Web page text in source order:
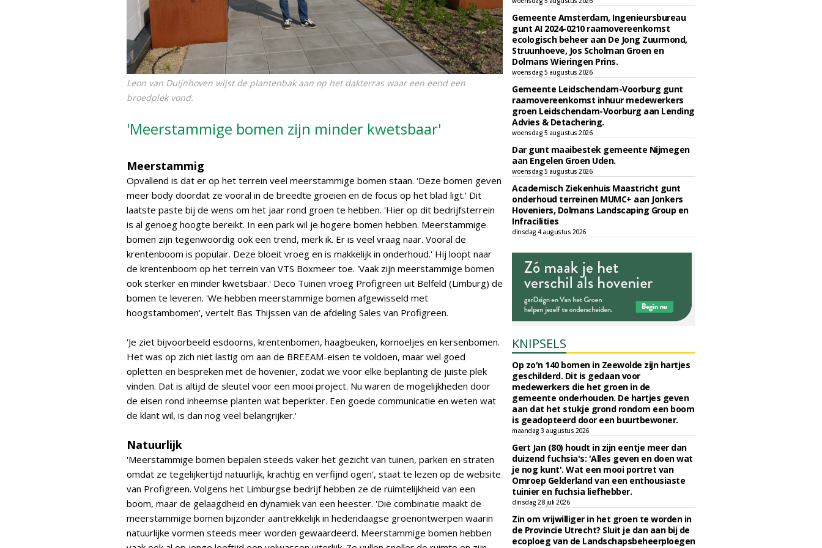
Leon van Duijnhoven wijst de plantenbak aan op het dakterras waar een eend een
broedplek vond.
'Meerstammige bomen zijn minder kwetsbaar'
Meerstammig
Opvallend is dat er op het terrein veel meerstammige bomen staan. 'Deze bomen geven
meer body doordat ze vooral in de breedte groeien en de focus op het blad ligt.' Dit
laatste paste bij de wens om het jaar rond groen te hebben. 'Hier op dit bedrijfsterrein
is al genoeg hoogte bereikt. In een park wil je hogere bomen hebben. Meerstammige
bomen zijn tegenwoordig ook een trend, merk ik. Er is veel vraag naar. Vooral de
krentenboom is populair. Deze bloeit vroeg en is makkelijk in onderhoud.' Hij loopt naar
de krentenboom op het terrein van VTS Boxmeer toe. 'Vaak zijn meerstammige bomen
ook sterker en minder kwetsbaar.' Deco Tuinen vroeg Profigreen uit Belfeld (Limburg) de
bomen te leveren. 'We hebben meerstammige bomen afgewisseld met
hoogstambomen', vertelt Bas Thijssen van de afdeling Sales van Profigreen.
'Je ziet bijvoorbeeld esdoorns, krentenbomen, haagbeuken, kornoeljes en kersenbomen.
Het was op zich niet lastig om aan de BREEAM-eisen te voldoen, maar wel goed
opletten en bespreken met de hovenier, zodat we voor elke beplanting de juiste plek
vinden. Dat is altijd de sleutel voor een mooi project. Nu waren de mogelijkheden door
de eisen rond inheemse planten wat beperkter. Een goede communicatie en weten wat
de klant wil, is dan nog veel belangrijker.'
Natuurlijk
'Meerstammige bomen bepalen steeds vaker het gezicht van tuinen, parken en straten
omdat ze tegelijkertijd natuurlijk, krachtig en verfijnd ogen', staat te lezen op de website
van Profigreen. Volgens het Limburgse bedrijf hebben ze de ruimtelijkheid van een
boom, maar de gelaagdheid en dynamiek van een heester. 'Die combinatie maakt de
meerstammige bomen bijzonder aantrekkelijk in hedendaagse groenontwerpen waarin
natuurlijke vormen steeds meer worden gewaardeerd. Meerstammige bomen hebben
Gemeente Amsterdam, Ingenieursbureau
gunt AI 2024-0210 raamovereenkomst
ecologisch beheer aan De Jong Zuurmond,
Struunhoeve, Jos Scholman Groen en
Dolmans Wieringen Prins.
woensdag 5 augustus 2026
Gemeente Leidschendam-Voorburg gunt
raamovereenkomst inhuur medewerkers
groen Leidschendam-Voorburg aan Lending
Advies & Detachering.
woensdag 5 augustus 2026
Dar gunt maaibestek gemeente Nijmegen
aan Engelen Groen Uden.
woensdag 5 augustus 2026
Academisch Ziekenhuis Maastricht gunt
onderhoud terreinen MUMC+ aan Jonkers
Hoveniers, Dolmans Landscaping Group en
Infracilities
dinsdag 4 augustus 2026
KNIPSELS
Op zo'n 140 bomen in Zeewolde zijn hartjes
geschilderd. Dit is gedaan voor
medewerkers die het groen in de
gemeente onderhouden. De hartjes geven
aan dat het stukje grond rondom een boom
is geadopteerd door een buurtbewoner.
maandag 3 augustus 2026
Gert Jan (80) houdt in zijn eentje meer dan
duizend fuchsia's: 'Alles geven en doen wat
je nog kunt'. Wat een mooi portret van
Omroep Gelderland van een enthousiaste
tuinier en fuchsia liefhebber.
dinsdag 28 juli 2026
Zin om vrijwilliger in het groen te worden in
de Provincie Utrecht? Sluit je dan aan bij de
ecoploeg van de Landschapsbeheerploegen